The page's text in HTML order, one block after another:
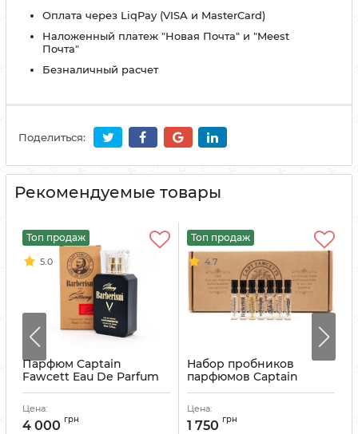
Оплата через LiqPay (VISA и MasterCard)
Наложенный платеж "Новая Почта" и "Meest
Почта"
Безналичный расчет
Поделиться:
Рекомендуемые товары
Топ продаж
5.0
Парфюм Captain
Fawcett Eau De Parfum
Barberism 50 мл
Артикул:
Цена:
4 000 грн
Топ продаж
4.7
Набор пробников
парфюмов Captain
Fawcett Eau De Parfum
Exploratory Collection
Артикул: 5060338442861
Цена:
1 750 грн